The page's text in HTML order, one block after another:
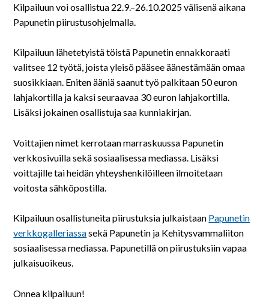
In English
Kilpailuun voi osallistua 22.9.–26.10.2025 välisenä aikana
Papunetin piirustusohjelmalla.
Kilpailuun lähetetyistä töistä Papunetin ennakkoraati
valitsee 12 työtä, joista yleisö pääsee äänestämään omaa
suosikkiaan. Eniten ääniä saanut työ palkitaan 50 euron
lahjakortilla ja kaksi seuraavaa 30 euron lahjakortilla.
Lisäksi jokainen osallistuja saa kunniakirjan.
Voittajien nimet kerrotaan marraskuussa Papunetin
verkkosivuilla sekä sosiaalisessa mediassa. Lisäksi
voittajille tai heidän yhteyshenkilöilleen ilmoitetaan
voitosta sähköpostilla.
Kilpailuun osallistuneita piirustuksia julkaistaan Papunetin
verkkogalleriassasekä Papunetin ja Kehitysvammaliiton
sosiaalisessa mediassa. Papunetillä on piirustuksiin vapaa
julkaisuoikeus.
Onnea kilpailuun!